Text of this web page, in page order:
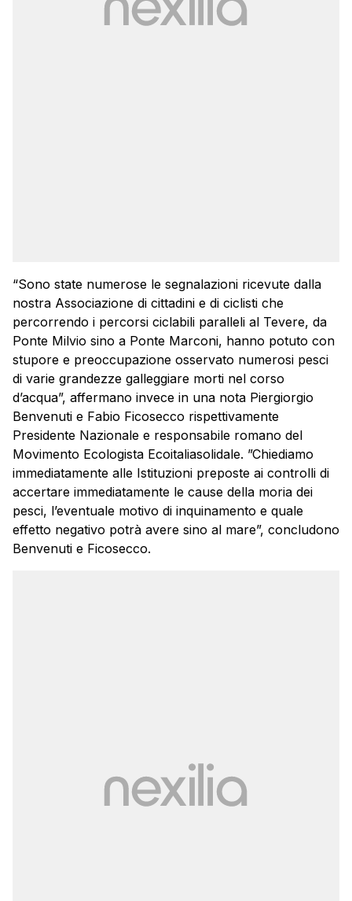
“Sono state numerose le segnalazioni ricevute dalla
nostra Associazione di cittadini e di ciclisti che
percorrendo i percorsi ciclabili paralleli al Tevere, da
Ponte Milvio sino a Ponte Marconi, hanno potuto con
stupore e preoccupazione osservato numerosi pesci
di varie grandezze galleggiare morti nel corso
d’acqua”, affermano invece in una nota Piergiorgio
Benvenuti e Fabio Ficosecco rispettivamente
Presidente Nazionale e responsabile romano del
Movimento Ecologista Ecoitaliasolidale. ”Chiediamo
immediatamente alle Istituzioni preposte ai controlli di
accertare immediatamente le cause della moria dei
pesci, l’eventuale motivo di inquinamento e quale
effetto negativo potrà avere sino al mare”, concludono
Benvenuti e Ficosecco.